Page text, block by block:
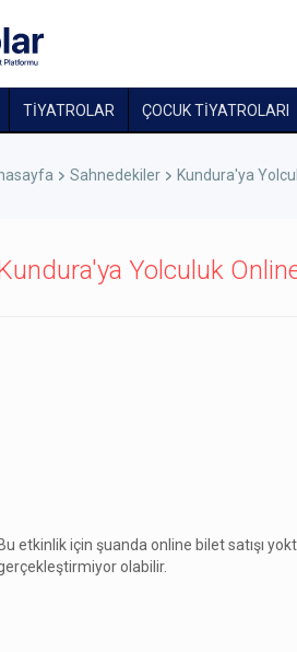
TİYATROLAR ÇOCUK TIYATROLARI
Sahnedekiler Kundura'ya
Yolculuk
Bu etkinlik için şuanda online bilet satışı
olabilir.